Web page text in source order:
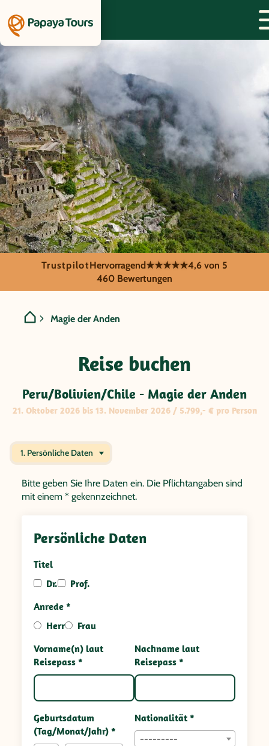
GRUPPENREISE:
Peru/Bolivien/Chile -
TrustpilotHervorragend★★★★★4,6 von 5
460 Bewertungen
Magie der Anden
Reise buchen
Peru/Bolivien/Chile - Magie der Anden
21. Oktober 2026 bis 13. November 2026 / 5.799,- € pro Person
1. Persönliche Daten
Bitte geben Sie Ihre Daten ein. Die Pflichtangaben sind
mit einem * gekennzeichnet.
Persönliche Daten
Titel
Dr.
Prof.
Anrede *
Herr
Frau
Vorname(n) laut
Reisepass *
Nachname laut
Reisepass *
Geburtsdatum
(Tag/Monat/Jahr) *
Nationalität *
---------